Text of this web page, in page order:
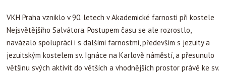
VKH Praha vzniklo v 90. letech v Akademické farnosti při kostele
Nejsvětějšího Salvátora. Postupem času se ale rozrostlo,
navázalo spolupráci i s dalšími farnostmi, především s jezuity a
jezuitským kostelem sv. Ignáce na Karlově náměstí, a přesunulo
většinu svých aktivit do větších a vhodnějších prostor právě ke sv.